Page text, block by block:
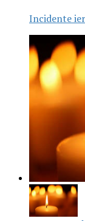
Incidente